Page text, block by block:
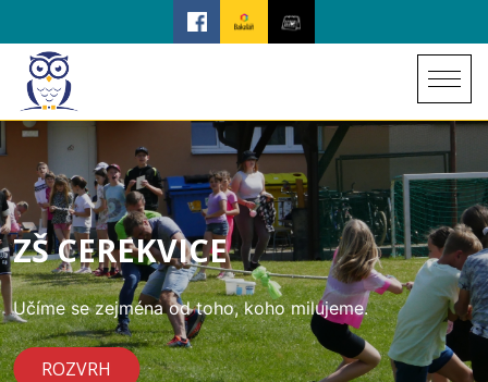
ZŠ CEREKVICE
Učíme se zejména od toho, koho milujeme.
ROZVRH